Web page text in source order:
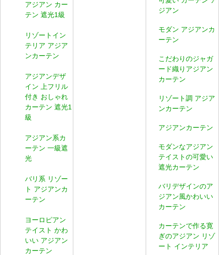
アジアン カー
テン 遮光1級
リゾートイン
テリア アジア
ンカーテン
アジアンデザ
イン 上フリル
付き おしゃれ
カーテン 遮光1
級
アジアン系カ
ーテン 一級遮
光
バリ系 リゾー
ト アジアンカ
ーテン
ヨーロピアン
テイスト かわ
いい アジアン
カーテン
ジアン
モダン アジアンカ
ーテン
こだわりのジャガ
ード織りアジアン
カーテン
リゾート調 アジア
ンカーテン
アジアンカーテン
モダンなアジアン
テイストの可愛い
遮光カーテン
バリデザインのア
ジアン風かわいい
カーテン
カーテンで作る寛
ぎのアジアン リゾ
ート インテリア